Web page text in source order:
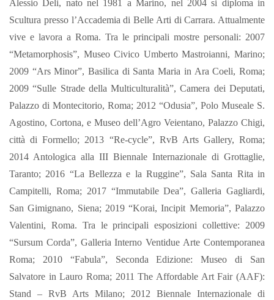
Alessio Deli, nato nel 1981 a Marino, nel 2004 si diploma in
Scultura presso l’Accademia di Belle Arti di Carrara. Attualmente
vive e lavora a Roma. Tra le principali mostre personali: 2007
“Metamorphosis”, Museo Civico Umberto Mastroianni, Marino;
2009 “Ars Minor”, Basilica di Santa Maria in Ara Coeli, Roma;
2009 “Sulle Strade della Multiculturalità”, Camera dei Deputati,
Palazzo di Montecitorio, Roma; 2012 “Odusia”, Polo Museale S.
Agostino, Cortona, e Museo dell’Agro Veientano, Palazzo Chigi,
città di Formello; 2013 “Re-cycle”, RvB Arts Gallery, Roma;
2014 Antologica alla III Biennale Internazionale di Grottaglie,
Taranto; 2016 “La Bellezza e la Ruggine”, Sala Santa Rita in
Campitelli, Roma; 2017 “Immutabile Dea”, Galleria Gagliardi,
San Gimignano, Siena; 2019 “Korai, Incipit Memoria”, Palazzo
Valentini, Roma. Tra le principali esposizioni collettive: 2009
“Sursum Corda”, Galleria Interno Ventidue Arte Contemporanea
Roma; 2010 “Fabula”, Seconda Edizione: Museo di San
Salvatore in Lauro Roma; 2011 The Affordable Art Fair (AAF):
Stand – RvB Arts Milano; 2012 Biennale Internazionale di